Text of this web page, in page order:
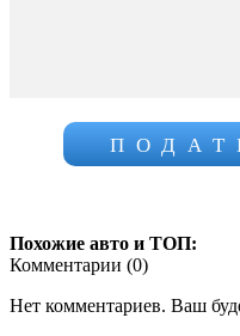
Похожие авто и ТОП:
Комментарии (0)
Нет комментариев. Ваш